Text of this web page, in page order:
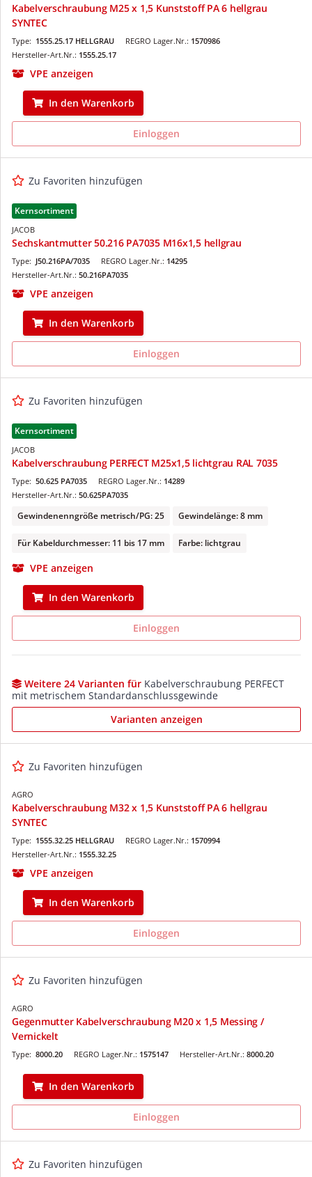
Kabelverschraubung M25 x 1,5 Kunststoff PA 6 hellgrau
SYNTEC
REGRO Lager.Nr.: 1570986
Type: 1555.25.17 HELLGRAU
Hersteller-Art.Nr.: 1555.25.17
VPE anzeigen
In den Warenkorb
Einloggen
Zu Favoriten hinzufügen
Kernsortiment
JACOB
Sechskantmutter 50.216 PA7035 M16x1,5 hellgrau
REGRO Lager.Nr.: 14295
Type: J50.216PA/7035
Hersteller-Art.Nr.: 50.216PA7035
VPE anzeigen
In den Warenkorb
Einloggen
Zu Favoriten hinzufügen
Kernsortiment
JACOB
Kabelverschraubung PERFECT M25x1,5 lichtgrau RAL 7035
REGRO Lager.Nr.: 14289
Type: 50.625 PA7035
Hersteller-Art.Nr.: 50.625PA7035
Gewindenenngröße metrisch/PG: 25 Gewindelänge: 8 mm
Für Kabeldurchmesser: 11 bis 17 mm Farbe: lichtgrau
VPE anzeigen
In den Warenkorb
Einloggen
Weitere 24 Varianten für Kabelverschraubung PERFECT
mit metrischem Standardanschlussgewinde
Varianten anzeigen
Zu Favoriten hinzufügen
AGRO
Kabelverschraubung M32 x 1,5 Kunststoff PA 6 hellgrau
SYNTEC
REGRO Lager.Nr.: 1570994
Type: 1555.32.25 HELLGRAU
Hersteller-Art.Nr.: 1555.32.25
VPE anzeigen
In den Warenkorb
Einloggen
Zu Favoriten hinzufügen
AGRO
Gegenmutter Kabelverschraubung M20 x 1,5 Messing /
Vernickelt
REGRO Lager.Nr.: 1575147
Type: 8000.20 Hersteller-Art.Nr.: 8000.20
In den Warenkorb
Einloggen
Zu Favoriten hinzufügen